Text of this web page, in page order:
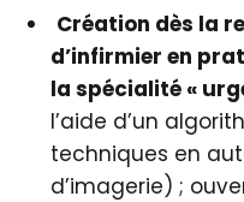
Création dès la
d’infirmier en
la spécialité «
l’aide d’un
techniques en
d’imagerie) ;